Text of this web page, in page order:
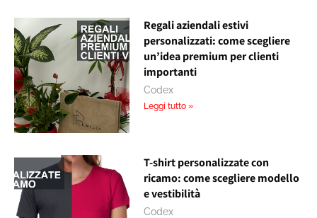
Regali aziendali estivi
personalizzati: come scegliere
un’idea premium per clienti
importanti
Codex
Leggi tutto »
T-shirt personalizzate con
ricamo: come scegliere modello
e vestibilità
Codex